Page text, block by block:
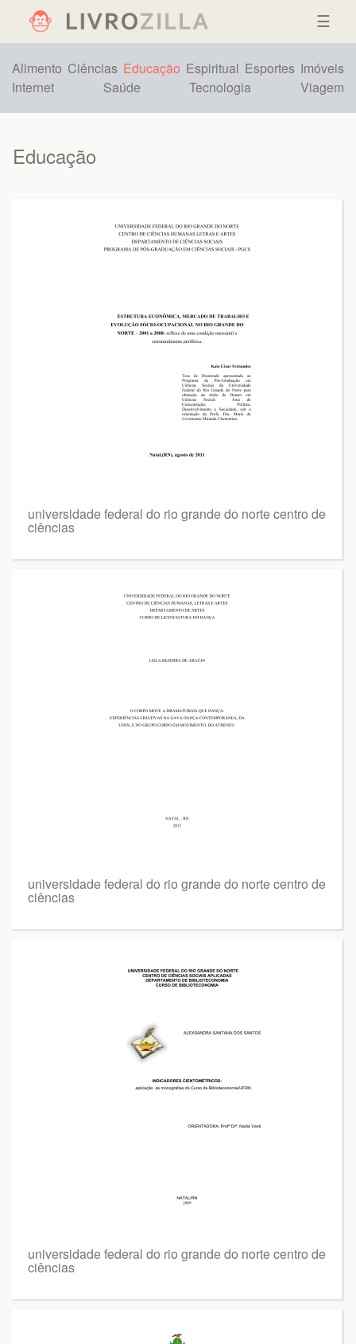
☰
Alimento Ciências Educação Espiritual Esportes Imóveis
Internet
Saúde Tecnologia Viagem
Educação
universidade federal do rio grande do norte centro de
ciências
universidade federal do rio grande do norte centro de
ciências
universidade federal do rio grande do norte centro de
ciências